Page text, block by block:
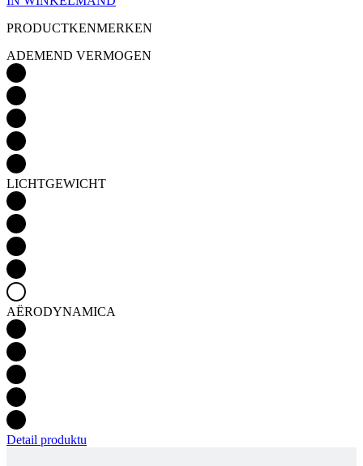
PRODUCTKENMERKEN
ADEMEND VERMOGEN
LICHTGEWICHT
AËRODYNAMICA
Detail produktu